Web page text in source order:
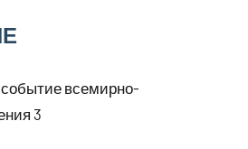
всемирно-
3